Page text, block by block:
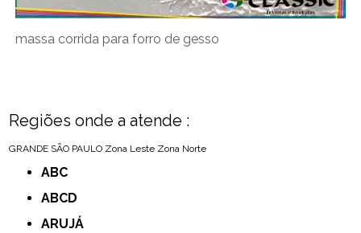
massa corrida para forro de gesso
Regiões onde a atende :
GRANDE SÃO PAULO Zona Leste Zona Norte
ABC
ABCD
ARUJÁ